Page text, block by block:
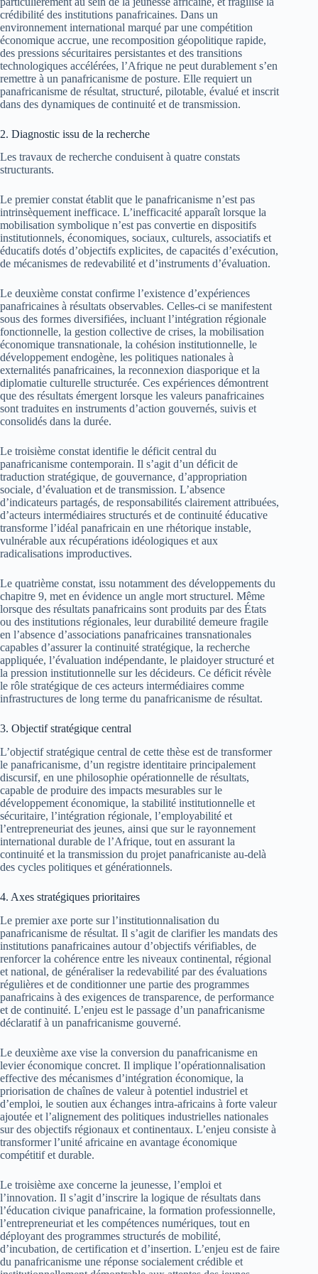
crédibilité des institutions panafricaines. Dans un
environnement international marqué par une compétition
économique accrue, une recomposition géopolitique rapide,
des pressions sécuritaires persistantes et des transitions
technologiques accélérées, l’Afrique ne peut durablement s’en
remettre à un panafricanisme de posture. Elle requiert un
panafricanisme de résultat, structuré, pilotable, évalué et inscrit
dans des dynamiques de continuité et de transmission.
2. Diagnostic issu de la recherche
Les travaux de recherche conduisent à quatre constats
structurants.
Le premier constat établit que le panafricanisme n’est pas
intrinsèquement inefficace. L’inefficacité apparaît lorsque la
mobilisation symbolique n’est pas convertie en dispositifs
institutionnels, économiques, sociaux, culturels, associatifs et
éducatifs dotés d’objectifs explicites, de capacités d’exécution,
de mécanismes de redevabilité et d’instruments d’évaluation.
Le deuxième constat confirme l’existence d’expériences
panafricaines à résultats observables. Celles-ci se manifestent
sous des formes diversifiées, incluant l’intégration régionale
fonctionnelle, la gestion collective de crises, la mobilisation
économique transnationale, la cohésion institutionnelle, le
développement endogène, les politiques nationales à
externalités panafricaines, la reconnexion diasporique et la
diplomatie culturelle structurée. Ces expériences démontrent
que des résultats émergent lorsque les valeurs panafricaines
sont traduites en instruments d’action gouvernés, suivis et
consolidés dans la durée.
Le troisième constat identifie le déficit central du
panafricanisme contemporain. Il s’agit d’un déficit de
traduction stratégique, de gouvernance, d’appropriation
sociale, d’évaluation et de transmission. L’absence
d’indicateurs partagés, de responsabilités clairement attribuées,
d’acteurs intermédiaires structurés et de continuité éducative
transforme l’idéal panafricain en une rhétorique instable,
vulnérable aux récupérations idéologiques et aux
radicalisations improductives.
Le quatrième constat, issu notamment des développements du
chapitre 9, met en évidence un angle mort structurel. Même
lorsque des résultats panafricains sont produits par des États
ou des institutions régionales, leur durabilité demeure fragile
en l’absence d’associations panafricaines transnationales
capables d’assurer la continuité stratégique, la recherche
appliquée, l’évaluation indépendante, le plaidoyer structuré et
la pression institutionnelle sur les décideurs. Ce déficit révèle
le rôle stratégique de ces acteurs intermédiaires comme
infrastructures de long terme du panafricanisme de résultat.
3. Objectif stratégique central
L’objectif stratégique central de cette thèse est de transformer
le panafricanisme, d’un registre identitaire principalement
discursif, en une philosophie opérationnelle de résultats,
capable de produire des impacts mesurables sur le
développement économique, la stabilité institutionnelle et
sécuritaire, l’intégration régionale, l’employabilité et
l’entrepreneuriat des jeunes, ainsi que sur le rayonnement
international durable de l’Afrique, tout en assurant la
continuité et la transmission du projet panafricaniste au-delà
des cycles politiques et générationnels.
4. Axes stratégiques prioritaires
Le premier axe porte sur l’institutionnalisation du
panafricanisme de résultat. Il s’agit de clarifier les mandats des
institutions panafricaines autour d’objectifs vérifiables, de
renforcer la cohérence entre les niveaux continental, régional
et national, de généraliser la redevabilité par des évaluations
régulières et de conditionner une partie des programmes
panafricains à des exigences de transparence, de performance
et de continuité. L’enjeu est le passage d’un panafricanisme
déclaratif à un panafricanisme gouverné.
Le deuxième axe vise la conversion du panafricanisme en
levier économique concret. Il implique l’opérationnalisation
effective des mécanismes d’intégration économique, la
priorisation de chaînes de valeur à potentiel industriel et
d’emploi, le soutien aux échanges intra-africains à forte valeur
ajoutée et l’alignement des politiques industrielles nationales
sur des objectifs régionaux et continentaux. L’enjeu consiste à
transformer l’unité africaine en avantage économique
compétitif et durable.
Le troisième axe concerne la jeunesse, l’emploi et
l’innovation. Il s’agit d’inscrire la logique de résultats dans
l’éducation civique panafricaine, la formation professionnelle,
l’entrepreneuriat et les compétences numériques, tout en
déployant des programmes structurés de mobilité,
d’incubation, de certification et d’insertion. L’enjeu est de faire
du panafricanisme une réponse socialement crédible et